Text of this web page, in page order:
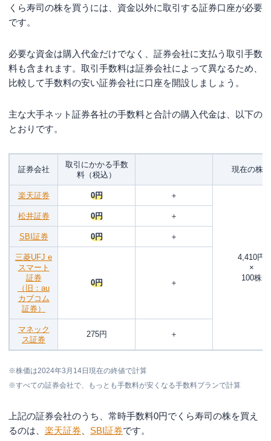
くら寿司の株を買うには、資金以外に取引する証券口座が必要
です。
必要な資金は購入代金だけでなく、証券会社に支払う取引手数
料も含まれます。取引手数料は証券会社によって異なるため、
比較して手数料の安い証券会社に口座を開設しましょう。
主な大手ネット証券各社の手数料と合計の購入代金は、以下の
とおりです。
証券会社
取引にかかる手数
料（税込）
現在の株価
楽天証券 0円 ＋
4,410円
×
100株
松井証券 0円 ＋
SBI証券 0円 ＋
三菱UFJ e
スマート
証券
（旧：au
カブコム
証券）
0円 ＋
マネック
ス証券
275円 ＋
※株価は2024年3月14日現在の終値で計算
※すべての証券会社で、もっとも手数料が安くなる手数料プランで計算
上記の証券会社のうち、常時手数料0円でくら寿司の株を買え
るのは、 楽天証券 SBI証券です。